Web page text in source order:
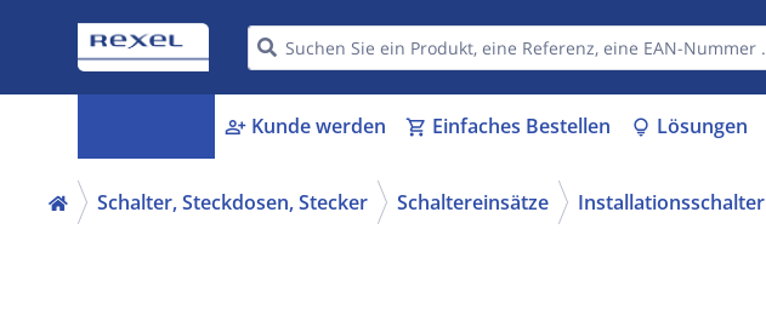
person_add Kunde werden shopping_cart Einfaches Bestellen lightbulb Lösungen
Schalter, Steckdosen, Stecker Schaltereinsätze Installationsschalter